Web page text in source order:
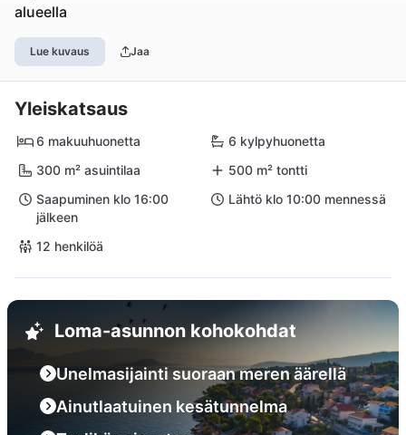
alueella
Lue kuvaus Jaa
Yleiskatsaus
6 makuuhuonetta
6 kylpyhuonetta
300 m² asuintilaa
500 m² tontti
Saapuminen klo 16:00
jälkeen
Lähtö klo 10:00 mennessä
12 henkilöä
Loma-asunnon kohokohdat
Unelmasijainti suoraan meren äärellä
Ainutlaatuinen kesätunnelma